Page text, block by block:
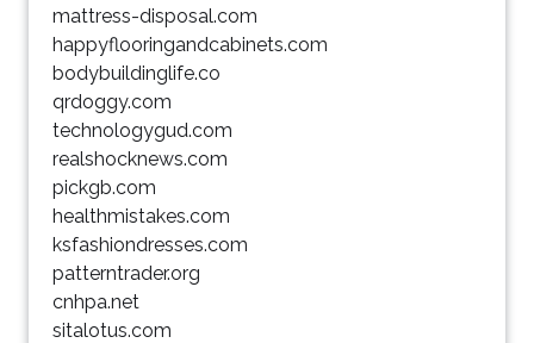
mattress-disposal.com
happyflooringandcabinets.com
bodybuildinglife.co
qrdoggy.com
technologygud.com
realshocknews.com
pickgb.com
healthmistakes.com
ksfashiondresses.com
patterntrader.org
cnhpa.net
sitalotus.com